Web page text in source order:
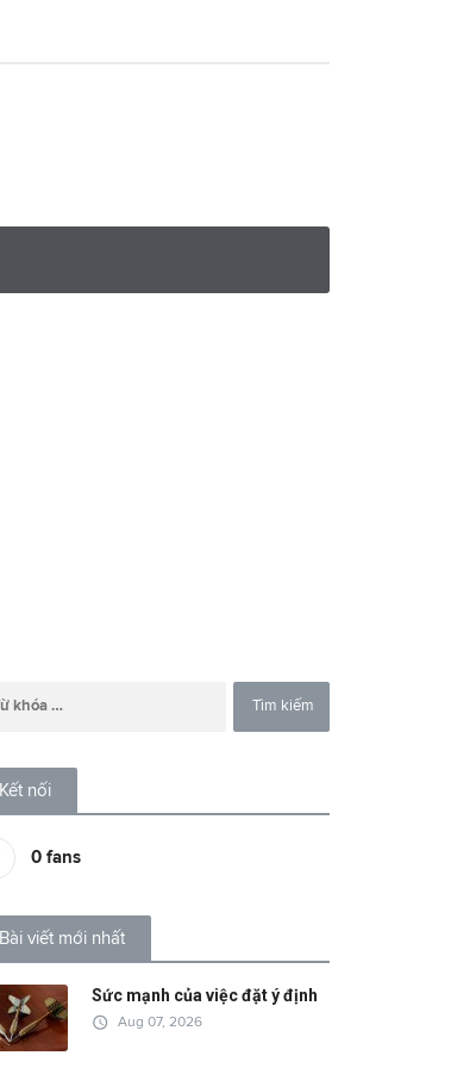
Kết nối
0 fans
Bài viết mới nhất
Sức mạnh của việc đặt ý định
access_time Aug 07, 2026